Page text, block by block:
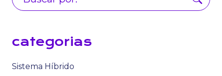
categorias
Sistema Híbrido